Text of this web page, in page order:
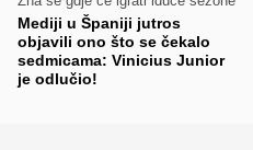
Mediji u Španiji jutros
objavili ono što se čekalo
sedmicama: Vinicius Junior
je odlučio!